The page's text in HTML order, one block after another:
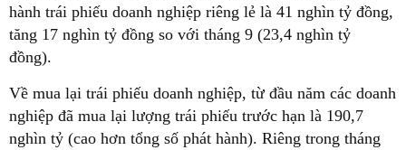
hành trái phiếu doanh nghiệp riêng lẻ là 41 nghìn tỷ đồng,
tăng 17 nghìn tỷ đồng so với tháng 9 (23,4 nghìn tỷ
đồng).
Về mua lại trái phiếu doanh nghiệp, từ đầu năm các doanh
nghiệp đã mua lại lượng trái phiếu trước hạn là 190,7
nghìn tỷ (cao hơn tổng số phát hành). Riêng trong tháng